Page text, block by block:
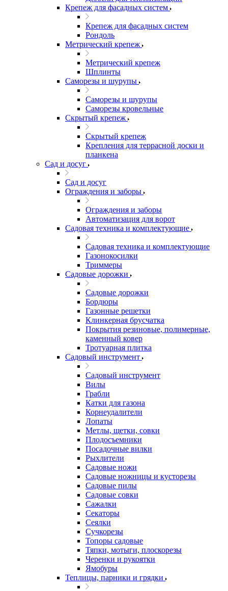
Крепеж для фасадных систем
Крепеж для фасадных систем
Рондоль
Метрический крепеж
Метрический крепеж
Шплинты
Саморезы и шурупы
Саморезы и шурупы
Саморезы кровельные
Скрытый крепеж
Скрытый крепеж
Крепления для террасной доски и
планкена
Сад и досуг
Сад и досуг
Ограждения и заборы
Ограждения и заборы
Автоматизация для ворот
Садовая техника и комплектующие
Садовая техника и комплектующие
Газонокосилки
Триммеры
Садовые дорожки
Садовые дорожки
Бордюры
Газонные решетки
Клинкерная брусчатка
Покрытия резиновые, полимерные,
каменный ковер
Тротуарная плитка
Садовый инструмент
Садовый инструмент
Вилы
Грабли
Катки для газона
Корнеудалители
Лопаты
Метлы, щетки, совки
Плодосъемники
Посадочные вилки
Рыхлители
Садовые ножи
Садовые ножницы и кусторезы
Садовые пилы
Садовые совки
Сажалки
Секаторы
Сеялки
Сучкорезы
Топоры садовые
Тяпки, мотыги, плоскорезы
Черенки и рукоятки
Ямобуры
Теплицы, парники и грядки